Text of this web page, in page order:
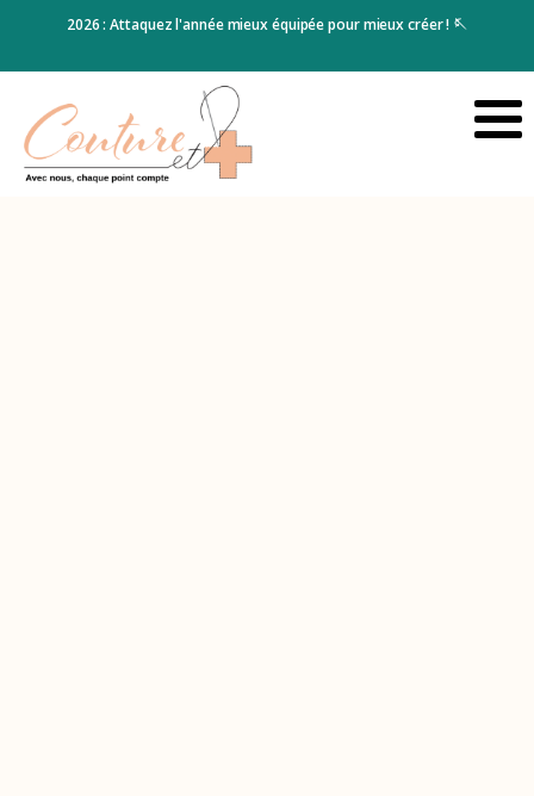
2026 : Attaquez l'année mieux équipée pour mieux créer ! 🪡